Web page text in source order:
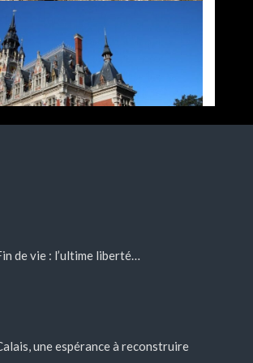
de vie : l’ultime liberté…
une espérance à reconstruire